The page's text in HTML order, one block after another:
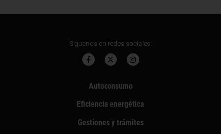
Síguenos en redes sociales:
Autoconsumo
Eficiencia energética
Gestiones y trámites